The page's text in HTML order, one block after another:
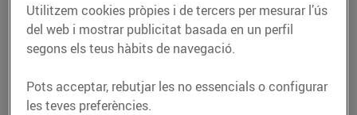
Utilitzem cookies pròpies i de tercers per mesurar l’ús
del web i mostrar publicitat basada en un perfil
segons els teus hàbits de navegació.
Pots acceptar, rebutjar les no essencials o configurar
les teves preferències.